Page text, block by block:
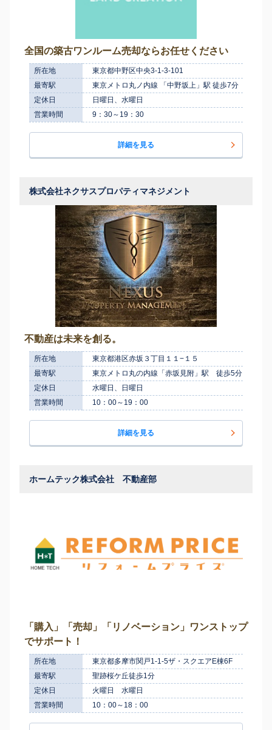
全国の築古ワンルーム売却ならお任せください
所在地
東京都中野区中央3-1-3-101
最寄駅
東京メトロ丸ノ内線 「中野坂上」駅 徒歩7分
定休日
日曜日、水曜日
営業時間
9：30～19：30
詳細を見る
株式会社ネクサスプロパティマネジメント
不動産は未来を創る。
所在地
東京都港区赤坂３丁目１１−１５
最寄駅
東京メトロ丸の内線「赤坂見附」駅 徒歩5分
定休日
水曜日、日曜日
営業時間
10：00～19：00
詳細を見る
ホームテック株式会社 不動産部
「購入」「売却」「リノベーション」ワンストップ
でサポート！
所在地
東京都多摩市関戸1-1-5ザ・スクエアE棟6F
最寄駅
聖跡桜ケ丘徒歩1分
定休日
火曜日 水曜日
営業時間
10：00～18：00